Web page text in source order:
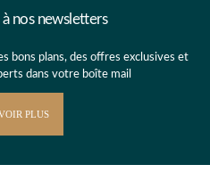
à nos newsletters
bons plans, des offres exclusives et
dans votre boîte mail
PLUS